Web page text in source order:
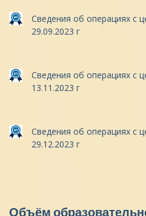
Сведения об операциях с
29.09.2023 г
Сведения об операциях с
13.11.2023 г
Сведения об операциях с
29.12.2023 г
Объём